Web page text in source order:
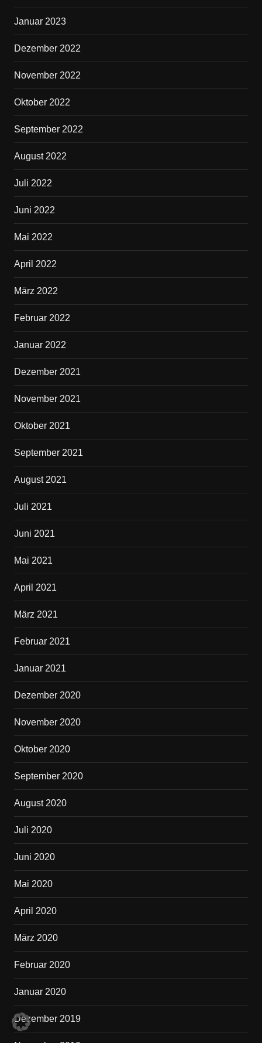
Januar 2023
Dezember 2022
November 2022
Oktober 2022
September 2022
August 2022
Juli 2022
Juni 2022
Mai 2022
April 2022
März 2022
Februar 2022
Januar 2022
Dezember 2021
November 2021
Oktober 2021
September 2021
August 2021
Juli 2021
Juni 2021
Mai 2021
April 2021
März 2021
Februar 2021
Januar 2021
Dezember 2020
November 2020
Oktober 2020
September 2020
August 2020
Juli 2020
Juni 2020
Mai 2020
April 2020
März 2020
Februar 2020
Januar 2020
Dezember 2019